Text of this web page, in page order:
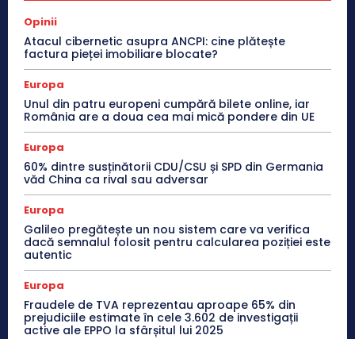
Opinii
Atacul cibernetic asupra ANCPI: cine plătește
factura pieței imobiliare blocate?
Europa
Unul din patru europeni cumpără bilete online, iar
România are a doua cea mai mică pondere din UE
Europa
60% dintre susținătorii CDU/CSU și SPD din Germania
văd China ca rival sau adversar
Europa
Galileo pregătește un nou sistem care va verifica
dacă semnalul folosit pentru calcularea poziției este
autentic
Europa
Fraudele de TVA reprezentau aproape 65% din
prejudiciile estimate în cele 3.602 de investigații
active ale EPPO la sfârșitul lui 2025